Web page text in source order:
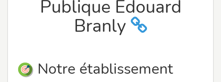
Publique Edouard
Branly
Notre établissement